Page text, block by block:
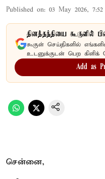
Published on: 03 May 2026,
தினத்தந்தியை கூகுளில்
கூகுள் செய்திகளில்
உடனுக்குடன் பெற கிளிக்
Add as
சென்னை,